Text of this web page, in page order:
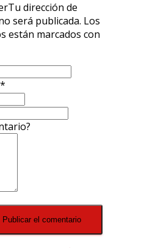
Tu dirección de
será publicada. Los
están marcados con
*